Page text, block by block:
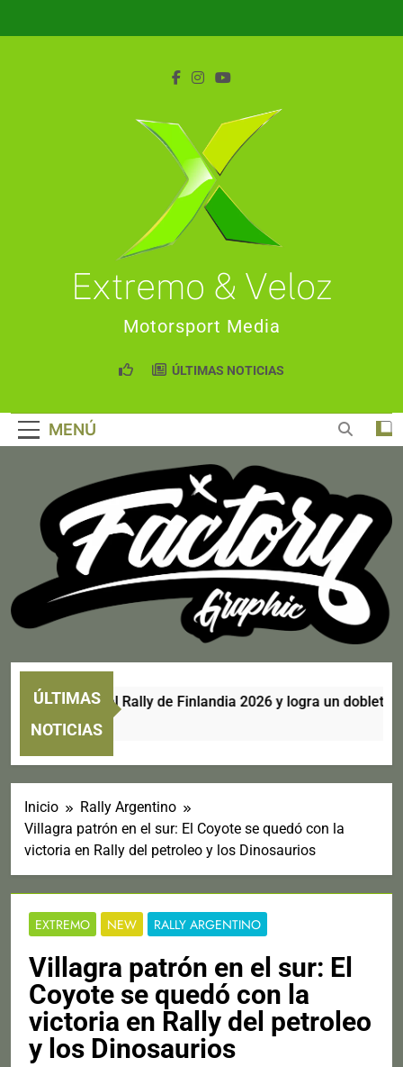
Extremo & Veloz
Motorsport Media
ÚLTIMAS NOTICIAS
MENÚ
ÚLTIMAS
NOTICIAS
corona en el Rally de Finlandia 2026 y logra un doblete
Inicio
Rally Argentino
Villagra patrón en el sur: El Coyote se quedó con la
victoria en Rally del petroleo y los Dinosaurios
EXTREMO NEW RALLY ARGENTINO
Villagra patrón en el sur: El
Coyote se quedó con la
victoria en Rally del petroleo
y los Dinosaurios